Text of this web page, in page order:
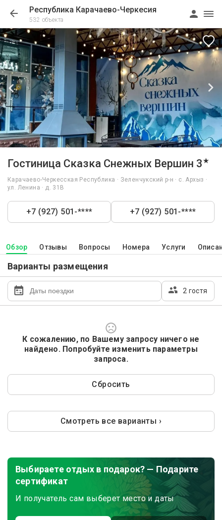
Республика Карачаево-Черкесия
532 объекта
Гостиница Сказка Снежных Вершин 3★
Карачаево-Черкесская Республика · Зеленчукский р-н · с. Архыз ·
ул. Ленина · д. 31В
+7 (927) 501-**** +7 (927) 501-****
Обзор Отзывы Вопросы Номера Услуги
Варианты размещения
2 гостя
К сожалению, по Вашему запросу ничего не
найдено. Попробуйте изменить параметры
запроса.
Сбросить
Смотреть все варианты ›
Выбираете отдых в подарок? — Подарите
сертификат
И получатель сам выберет место и даты